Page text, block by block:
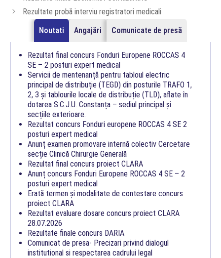
Rezultate probă interviu registratori medicali
Noutati
Angajări Comunicate de presă
Rezultat final concurs Fonduri Europene ROCCAS 4
SE – 2 posturi expert medical
Servicii de mentenanță pentru tabloul electric
principal de distribuție (TEGD) din posturile TRAFO 1,
2, 3 și tablourile locale de distribuție (TLD), aflate în
dotarea S.C.J.U. Constanța – sediul principal și
secțiile exterioare.
Rezultat concurs Fonduri europene ROCCAS 4 SE 2
posturi expert medical
Anunț examen promovare internă colectiv Cercetare
secție Clinică Chirurgie Generală
Rezultat final concurs proiect CLARA
Anunț concurs Fonduri Europene ROCCAS 4 SE – 2
posturi expert medical
Erată termen și modalitate de contestare concurs
proiect CLARA
Rezultat evaluare dosare concurs proiect CLARA
28.07.2026
Rezultate finale concurs DARIA
Comunicat de presa- Precizari privind dialogul
institutional si respectarea cadrului legal